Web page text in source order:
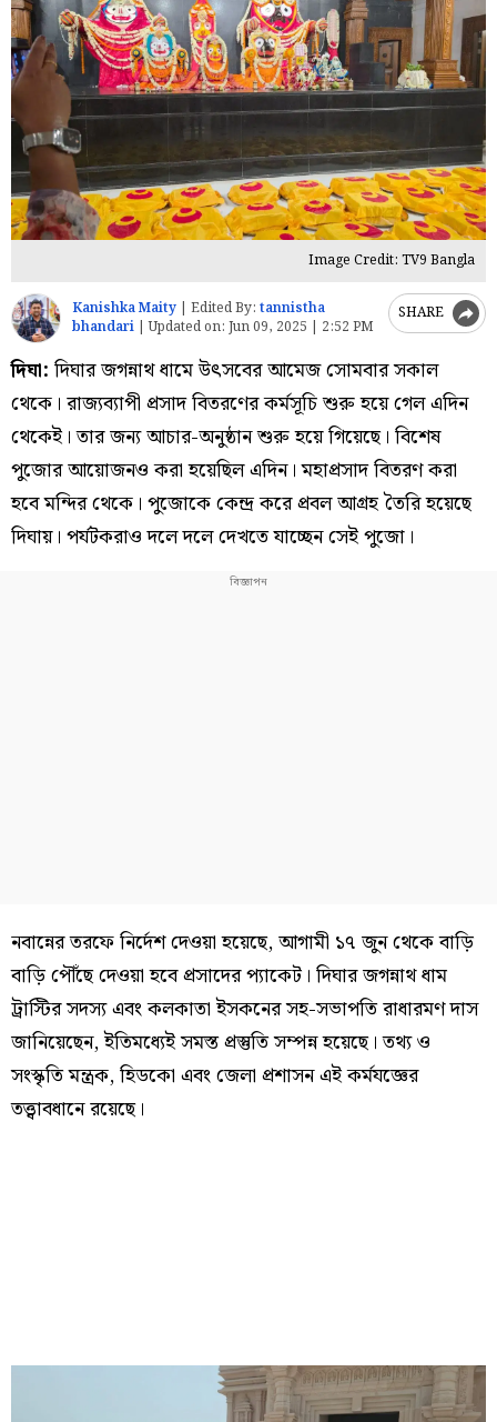
Image Credit: TV9 Bangla
Kanishka Maity Edited By: tannistha
bhandari |Updated on: Jun 09, 2025 | 2:52 PM
SHARE
দিঘা: দিঘার জগন্নাথ ধামে উৎসবের আমেজ সোমবার সকাল
থেকে। রাজ্যব্যাপী প্রসাদ বিতরণের কর্মসূচি শুরু হয়ে গেল এদিন
থেকেই। তার জন্য আচার-অনুষ্ঠান শুরু হয়ে গিয়েছে। বিশেষ
পুজোর আয়োজনও করা হয়েছিল এদিন। মহাপ্রসাদ বিতরণ করা
হবে মন্দির থেকে। পুজোকে কেন্দ্র করে প্রবল আগ্রহ তৈরি হয়েছে
দিঘায়। পর্যটকরাও দলে দলে দেখতে যাচ্ছেন সেই পুজো।
নবান্নের তরফে নির্দেশ দেওয়া হয়েছে, আগামী ১৭ জুন থেকে বাড়ি
বাড়ি পৌঁছে দেওয়া হবে প্রসাদের প্যাকেট। দিঘার জগন্নাথ ধাম
ট্রাস্টির সদস্য এবং কলকাতা ইসকনের সহ-সভাপতি রাধারমণ দাস
জানিয়েছেন, ইতিমধ্যেই সমস্ত প্রস্তুতি সম্পন্ন হয়েছে। তথ্য ও
সংস্কৃতি মন্ত্রক, হিডকো এবং জেলা প্রশাসন এই কর্মযজ্ঞের
তত্ত্বাবধানে রয়েছে।